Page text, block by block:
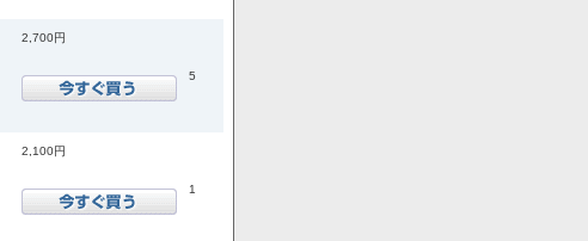
2,700円
5
2,100円
1